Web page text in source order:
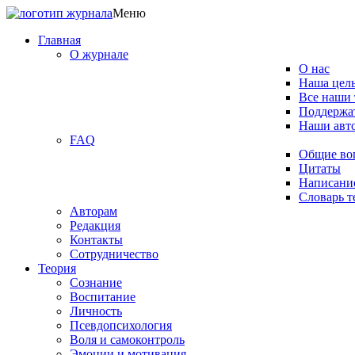
Меню
Главная
О журнале
О нас
Наша
Все наши
Наши
FAQ
Общие
Цитаты
Словарь
Авторам
Редакция
­Контакты
Сотрудничество
Теория
Сознание
Воспитание
Личность
Псевдопсихология
Воля и самоконтроль